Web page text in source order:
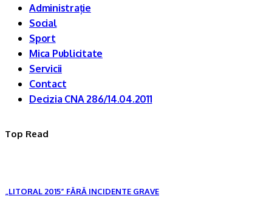
Administrație
Social
Sport
Mica Publicitate
Servicii
Contact
Decizia CNA 286/14.04.2011
Top Read
„LITORAL 2015” FĂRĂ INCIDENTE GRAVE